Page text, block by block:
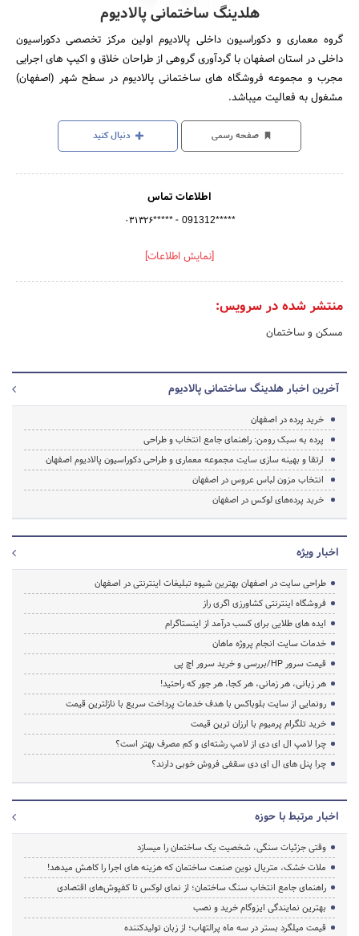
هلدینگ ساختمانی پالادیوم
گروه معماری و دکوراسیون داخلی پالادیوم اولین مرکز تخصصی دکوراسیون
داخلی در استان اصفهان با گردآوری گروهی از طراحان خلاق و اکیپ های اجرایی
مجرب و مجموعه فروشگاه های ساختمانی پالادیوم در سطح شهر (اصفهان)
مشغول به فعالیت میباشد.
صفحه رسمی دنبال کنید
اطلاعات تماس
۰۳۱۳۲۶***** - 091312*****
[نمایش اطلاعات]
منتشر شده در سرویس:
مسکن و ساختمان
آخرین اخبار هلدینگ ساختمانی پالادیوم
خرید پرده در اصفهان
پرده به سبک رومن: راهنمای جامع انتخاب و طراحی
ارتقا و بهینه سازی سایت مجموعه معماری و طراحی دکوراسیون پالادیوم اصفهان
انتخاب مزون لباس عروس در اصفهان
خرید پرده‌های لوکس در اصفهان
اخبار ویژه
طراحی سایت در اصفهان بهترین شیوه تبلیغات اینترنتی در اصفهان
فروشگاه اینترنتی کشاورزی اگری راز
ایده های طلایی برای کسب درآمد از اینستاگرام
خدمات سایت انجام پروژه ماهان
قیمت سرور HP/بررسی و خرید سرور اچ پی
هر زبانی، هر زمانی، هر کجا، هر جور که راحتید!
رونمایی از سایت بلوباکس با هدف خدمات پرداخت سریع با نازلترین قیمت
خرید تلگرام پرمیوم با ارزان ترین قیمت
چرا لامپ ال ای دی از لامپ رشته‌ای و کم مصرف بهتر است؟
چرا پنل های ال ای دی سقفی فروش خوبی دارند؟
اخبار مرتبط با حوزه
وقتی جزئیات سنگی، شخصیت یک ساختمان را میسازد
ملات خشک، متریال نوین صنعت ساختمان که هزینه‌ های اجرا را کاهش میدهد!
راهنمای جامع انتخاب سنگ ساختمان؛ از نمای لوکس تا کفپوش‌های اقتصادی
بهترین نمایندگی ایزوگام خرید و نصب
قیمت میلگرد بستر در سه ماه پرالتهاب؛ از زبان تولیدکننده